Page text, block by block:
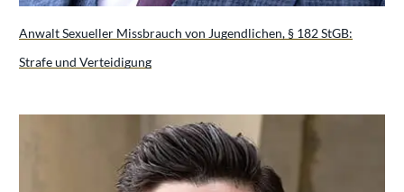
Anwalt Sexueller Missbrauch von Jugendlichen, § 182 StGB:
Strafe und Verteidigung